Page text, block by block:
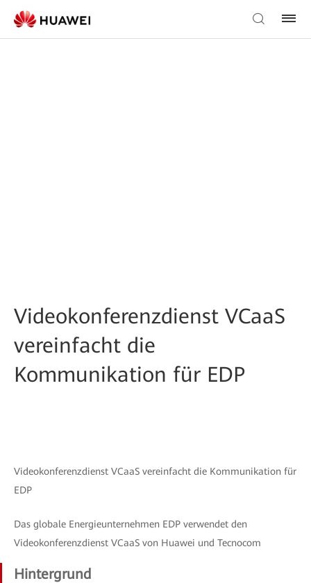
Videokonferenzdienst VCaaS
vereinfacht die
Kommunikation für EDP
Videokonferenzdienst VCaaS vereinfacht die Kommunikation für
EDP
Das globale Energieunternehmen EDP verwendet den
Videokonferenzdienst VCaaS von Huawei und Tecnocom
Hintergrund